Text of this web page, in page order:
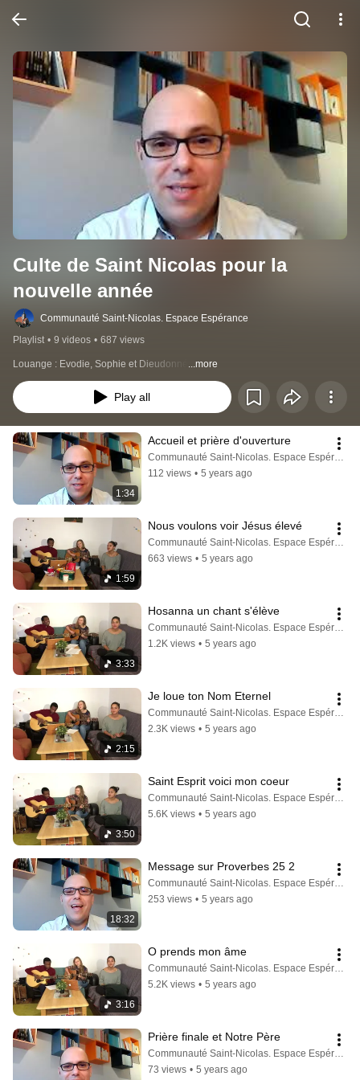
Culte de Saint Nicolas pour la
nouvelle année
Communauté Saint-Nicolas. Espace Espérance
Playlist • 9 videos • 687 views
Louange : Evodie, Sophie et Dieudonné ...more
Play all
1:34
Accueil et prière d'ouverture
Communauté Saint-Nicolas. Espace Espérance
112 views • 5 years ago
1:59
Nous voulons voir Jésus élevé
Communauté Saint-Nicolas. Espace Espérance
663 views • 5 years ago
3:33
Hosanna un chant s'élève
Communauté Saint-Nicolas. Espace Espérance
1.2K views • 5 years ago
2:15
Je loue ton Nom Eternel
Communauté Saint-Nicolas. Espace Espérance
2.3K views • 5 years ago
3:50
Saint Esprit voici mon coeur
Communauté Saint-Nicolas. Espace Espérance
5.6K views • 5 years ago
18:32
Message sur Proverbes 25 2
Communauté Saint-Nicolas. Espace Espérance
253 views • 5 years ago
3:16
O prends mon âme
Communauté Saint-Nicolas. Espace Espérance
5.2K views • 5 years ago
Prière finale et Notre Père
Communauté Saint-Nicolas. Espace Espérance
73 views • 5 years ago